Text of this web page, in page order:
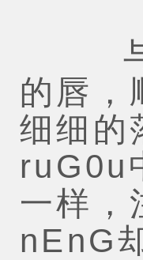
与此
的唇，
细细的
ruG0u
一样，
nEnG